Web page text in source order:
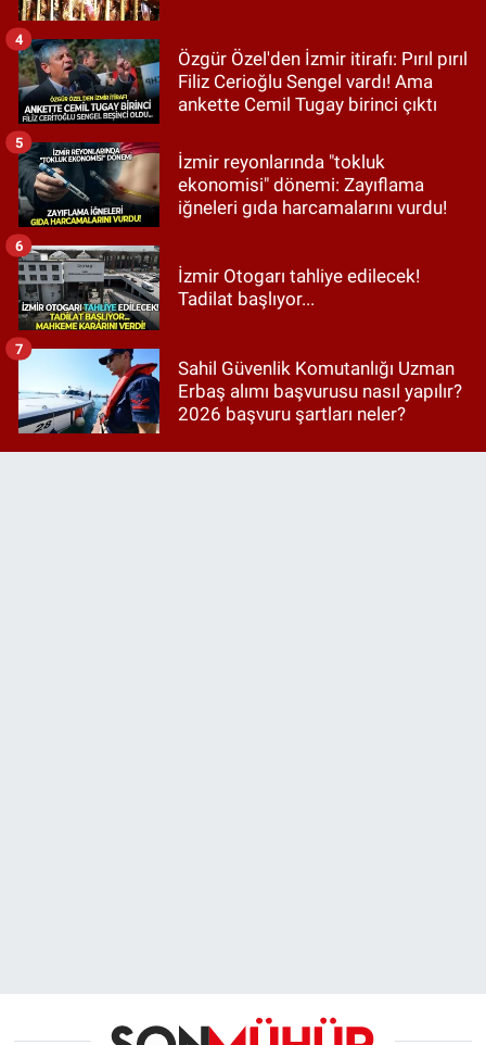
Özgür Özel'den İzmir itirafı: Pırıl pırıl
Filiz Cerioğlu Sengel vardı! Ama
ankette Cemil Tugay birinci çıktı
4
İzmir reyonlarında "tokluk
ekonomisi" dönemi: Zayıflama
iğneleri gıda harcamalarını vurdu!
5
İzmir Otogarı tahliye edilecek!
Tadilat başlıyor...
6
Sahil Güvenlik Komutanlığı Uzman
Erbaş alımı başvurusu nasıl yapılır?
2026 başvuru şartları neler?
7